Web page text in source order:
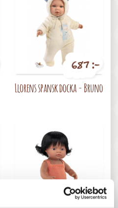
687 :-
Llorens spansk docka - Bruno
547 :-